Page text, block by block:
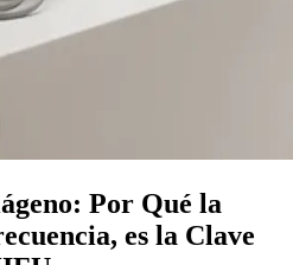
Por Qué la
es la Clave